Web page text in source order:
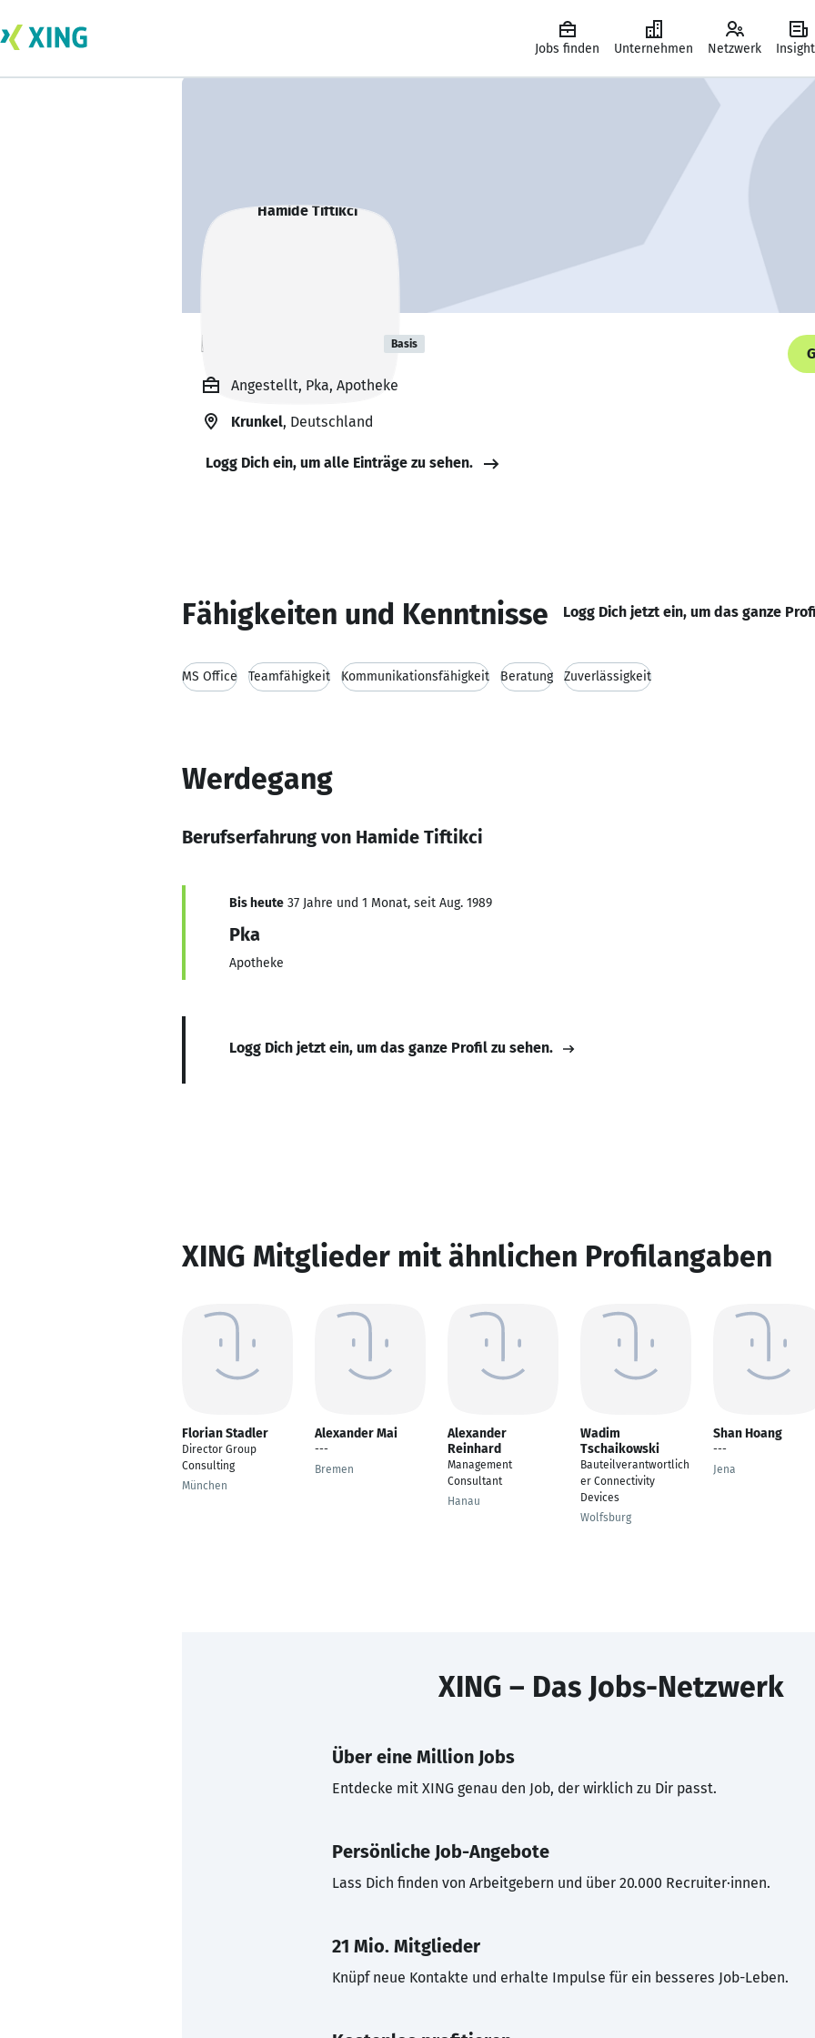
Jobs finden Unternehmen Netzwerk
Hamide Tiftikci Basis
Angestellt, Pka, Apotheke
Krunkel, Deutschland
Logg Dich ein, um alle Einträge zu sehen.
Fähigkeiten und Kenntnisse Logg Dich jetzt ein, um das ganze
MS Office Teamfähigkeit Kommunikationsfähigkeit Beratung Zuverlässigkeit
Werdegang
Berufserfahrung von Hamide Tiftikci
Bis heute 37 Jahre und 1 Monat, seit Aug. 1989
Pka
Apotheke
Logg Dich jetzt ein, um das ganze Profil zu sehen.
XING Mitglieder mit ähnlichen Profilangaben
Florian Stadler
Director Group
Consulting
München
Alexander Mai
---
Bremen
Alexander
Reinhard
Management
Consultant
Hanau
Wadim
Tschaikowski
Bauteilverantwortlich
er Connectivity
Devices
Wolfsburg
Shan Hoang
---
Jena
XING – Das Jobs-Netzwerk
Über eine Million Jobs
Entdecke mit XING genau den Job, der wirklich zu Dir passt.
Persönliche Job-Angebote
Lass Dich finden von Arbeitgebern und über 20.000 Recruiter·innen.
21 Mio. Mitglieder
Knüpf neue Kontakte und erhalte Impulse für ein besseres Job-Leben.